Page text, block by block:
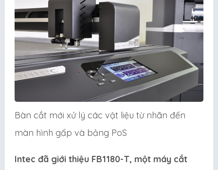
Bàn cắt mới xử lý các vật liệu từ nhãn đến
màn hình gấp và bảng PoS
Intec đã giới thiệu FB1180-T, một máy cắt